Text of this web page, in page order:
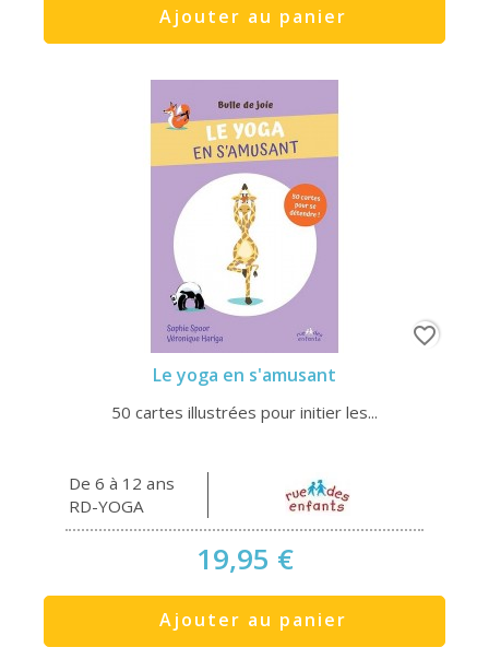
Ajouter au panier
Le yoga en s'amusant
50 cartes illustrées pour initier les...
De 6 à 12 ans
RD-YOGA
19,95 €
Ajouter au panier
favorite_border